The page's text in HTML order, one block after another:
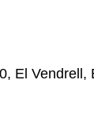
El Vendrell,